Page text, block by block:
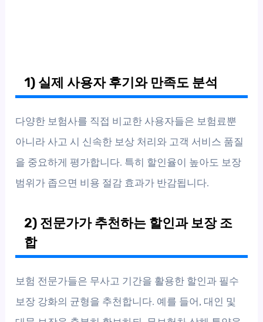
1) 실제 사용자 후기와 만족도 분석
다양한 보험사를 직접 비교한 사용자들은 보험료뿐
아니라 사고 시 신속한 보상 처리와 고객 서비스 품질
을 중요하게 평가합니다. 특히 할인율이 높아도 보장
범위가 좁으면 비용 절감 효과가 반감됩니다.
2) 전문가가 추천하는 할인과 보장 조
합
보험 전문가들은 무사고 기간을 활용한 할인과 필수
보장 강화의 균형을 추천합니다. 예를 들어, 대인 및